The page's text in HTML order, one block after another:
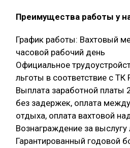
Преимущества работы у
График работы: Вахтовый
часовой рабочий день
Официальное
льготы в соответствие с ТК
Выплата заработной платы
без задержек, оплата
отдыха, оплата вахтовой
Вознаграждение за выслугу
Гарантированный годовой